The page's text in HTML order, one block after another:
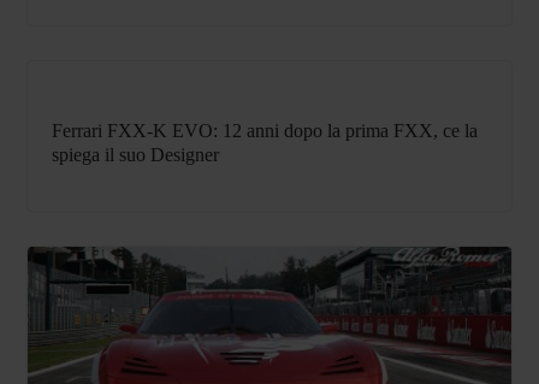
Ferrari FXX-K EVO: 12 anni dopo la prima FXX, ce la
spiega il suo Designer